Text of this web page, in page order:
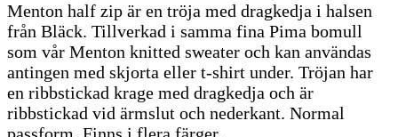
Menton half zip är en tröja med dragkedja i halsen
från Bläck. Tillverkad i samma fina Pima bomull
som vår Menton knitted sweater och kan användas
antingen med skjorta eller t-shirt under. Tröjan har
en ribbstickad krage med dragkedja och är
ribbstickad vid ärmslut och nederkant. Normal